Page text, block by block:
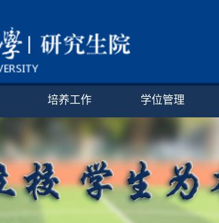
培养工作 学位管理